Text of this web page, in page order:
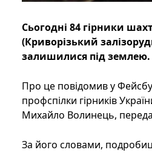
Сьогодні 84 гірники
(Криворізький
залишилися під землею.
Про це повідомив у
профспілки гірників
Михайло Волинець,
За його словами,